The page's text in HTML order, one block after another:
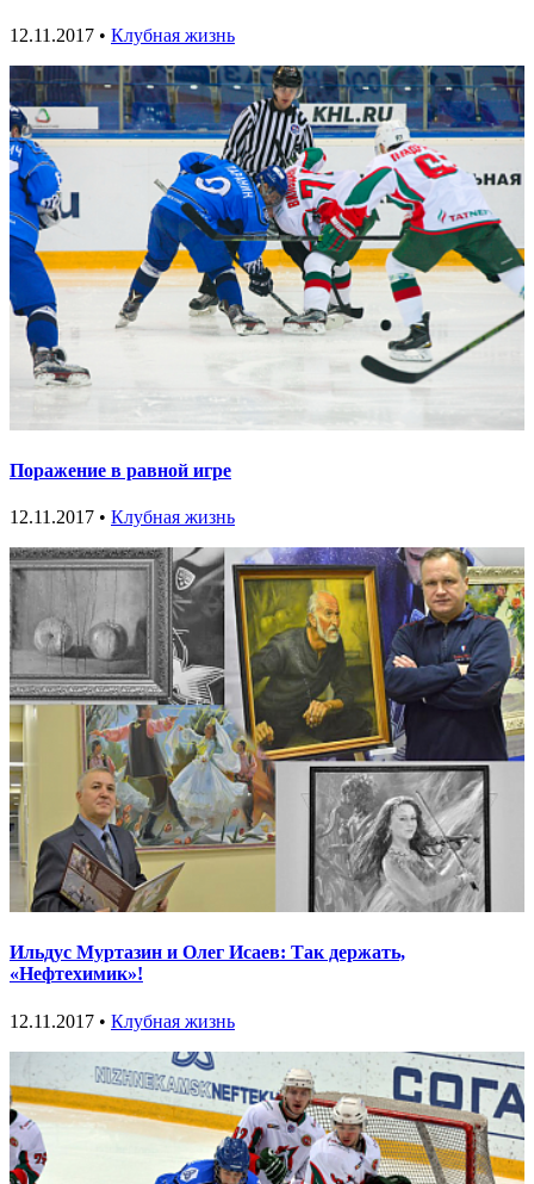
12.11.2017 • Клубная жизнь
Поражение в равной игре
12.11.2017 • Клубная жизнь
Ильдус Муртазин и Олег Исаев: Так держать,
«Нефтехимик»!
12.11.2017 • Клубная жизнь